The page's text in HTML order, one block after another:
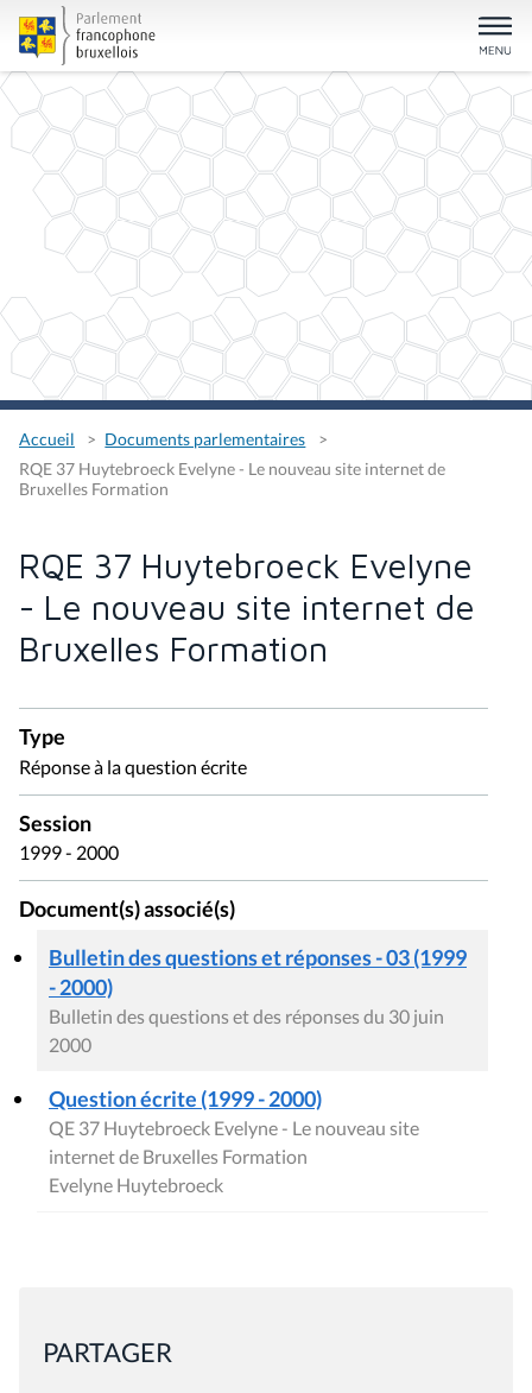
Accueil
Documents parlementaires
RQE 37 Huytebroeck Evelyne - Le nouveau site internet de
Bruxelles Formation
RQE 37 Huytebroeck Evelyne
- Le nouveau site internet de
Bruxelles Formation
Type
Réponse à la question écrite
Session
1999 - 2000
Document(s) associé(s)
Bulletin des questions et réponses - 03 (1999
- 2000)
Bulletin des questions et des réponses du 30 juin
2000
Question écrite (1999 - 2000)
QE 37 Huytebroeck Evelyne - Le nouveau site
internet de Bruxelles Formation
Evelyne Huytebroeck
PARTAGER